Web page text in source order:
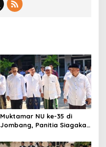
Muktamar NU ke-35 di
Jombang, Panitia Siagakan